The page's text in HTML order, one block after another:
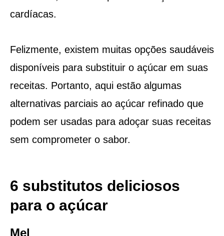
cardíacas.
Felizmente, existem muitas opções saudáveis
​​disponíveis para substituir o açúcar em suas
receitas. Portanto, aqui estão algumas
alternativas parciais ao açúcar refinado que
podem ser usadas ​​para adoçar suas receitas
sem comprometer o sabor.
6 substitutos deliciosos
para o açúcar
Mel